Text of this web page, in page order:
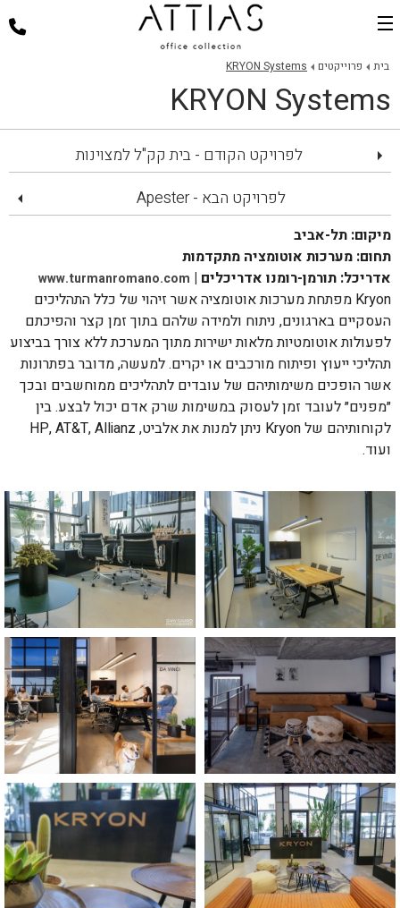
בית
דלפקי קבלה
כסאות למשרד
שולחנות משרד
ארגונומיה במשרד
פרוייקטים
אודות
צור קשר
בית פרוייקטים KRYON Systems
KRYON Systems
לפרויקט הקודם - בית קק"ל למצוינות
לפרויקט הבא - Apester
מיקום: תל-אביב
תחום: מערכות אוטומציה מתקדמות
אדריכל: תורמן-רומנו אדריכלים | www.turmanromano.com
Kryon מפתחת מערכות אוטומציה אשר זיהוי של כלל התהליכים
העסקיים בארגונים, ניתוח ולמידה שלהם בתוך זמן קצר והפיכתם
לפעולות אוטומטיות מלאות ישירות מתוך המערכת ללא צורך בביצוע
תהליכי ייעוץ ופיתוח מורכבים או יקרים. למעשה, מדובר בפתרונות
אשר הופכים משימותיהם של עובדים לתהליכים ממוחשבים ובכך
״מפנים״ לעובד זמן לעסוק במשימות שרק אדם יכול לבצע. בין
לקוחותיהם של Kryon ניתן למנות את אלביט, HP, AT&T, Allianz
ועוד.